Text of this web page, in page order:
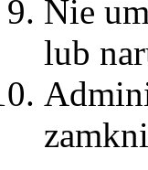
Nie
lub